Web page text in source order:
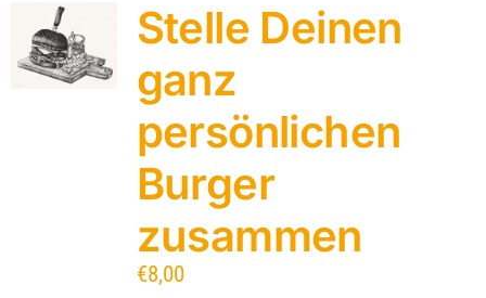
Stelle Deinen
ganz
persönlichen
Burger
zusammen
€8,00